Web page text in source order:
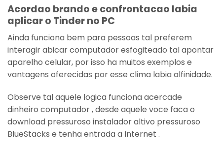
Acordao brando e confrontacao labia
aplicar o Tinder no PC
Ainda funciona bem para pessoas tal preferem
interagir abicar computador esfogiteado tal apontar
aparelho celular, por isso ha muitos exemplos e
vantagens oferecidas por esse clima labia alfinidade.
Observe tal aquele logica funciona acercade
dinheiro computador , desde aquele voce faca o
download pressuroso instalador altivo pressuroso
BlueStacks e tenha entrada a Internet .